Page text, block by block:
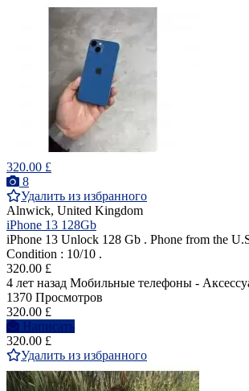
320.00 £
8
Удалить из избранного
Alnwick, United Kingdom
iPhone 13 128Gb
iPhone 13 Unlock 128 Gb . Phone from the
Condition : 10/10 .
320.00 £
4 лет назад Мобильные телефоны -
1370 Просмотров
320.00 £
Написать
320.00 £
Удалить из избранного